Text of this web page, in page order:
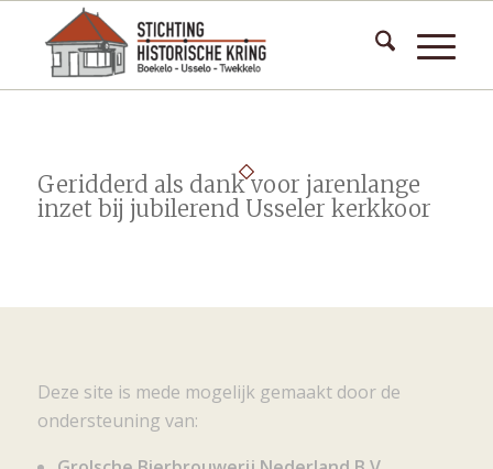
Geridderd als dank voor jarenlange
inzet bij jubilerend Usseler kerkkoor
Deze site is mede mogelijk gemaakt door de
ondersteuning van: